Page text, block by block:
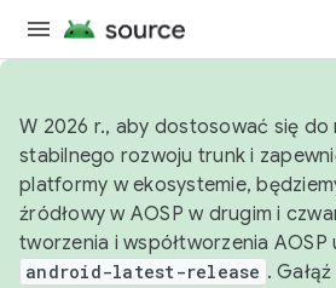
W 2026 r., aby dostosować się do
stabilnego rozwoju trunk i
platformy w ekosystemie,
źródłowy w AOSP w drugim i
tworzenia i współtworzenia AOSP
android-latest-release .